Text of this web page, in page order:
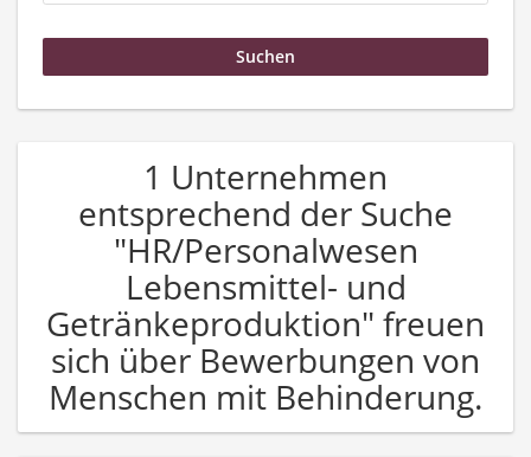
1 Unternehmen
entsprechend der Suche
"HR/Personalwesen
Lebensmittel- und
Getränkeproduktion" freuen
sich über Bewerbungen von
Menschen mit Behinderung.